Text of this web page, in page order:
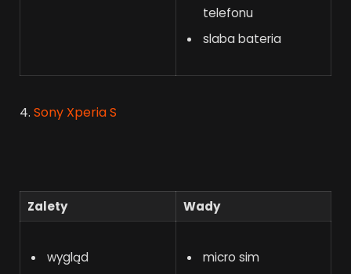
telefonu
slaba bateria
4. Sony Xperia S
Zalety Wady
wygląd
micro sim